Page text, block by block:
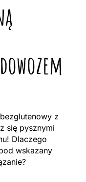
z
się pysznymi
Dlaczego
wskazany